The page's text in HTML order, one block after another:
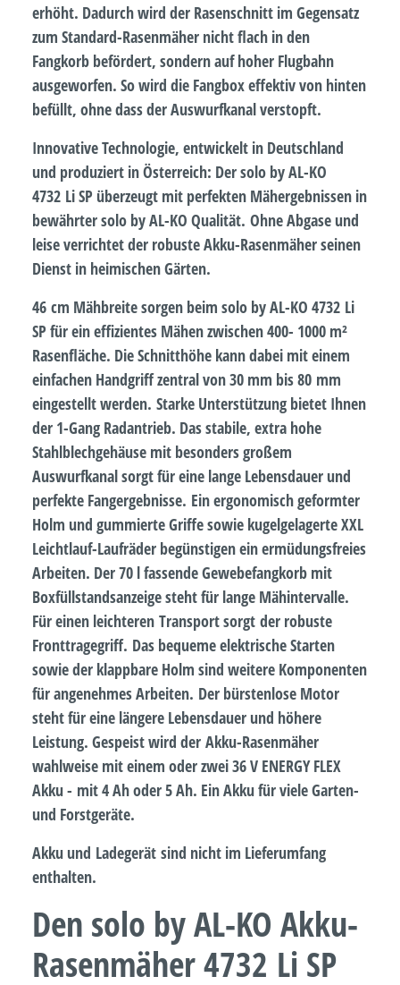
erhöht. Dadurch wird der Rasenschnitt im Gegensatz
zum Standard-Rasenmäher nicht flach in den
Fangkorb befördert, sondern auf hoher Flugbahn
ausgeworfen. So wird die Fangbox effektiv von hinten
befüllt, ohne dass der Auswurfkanal verstopft.
Innovative Technologie, entwickelt in Deutschland
und produziert in Österreich: Der solo by AL-KO
4732 Li SP überzeugt mit perfekten Mähergebnissen in
bewährter solo by AL-KO Qualität. Ohne Abgase und
leise verrichtet der robuste Akku-Rasenmäher seinen
Dienst in heimischen Gärten.
46 cm Mähbreite sorgen beim solo by AL-KO 4732 Li
SP für ein effizientes Mähen zwischen 400- 1000 m²
Rasenfläche. Die Schnitthöhe kann dabei mit einem
einfachen Handgriff zentral von 30 mm bis 80 mm
eingestellt werden. Starke Unterstützung bietet Ihnen
der 1-Gang Radantrieb. Das stabile, extra hohe
Stahlblechgehäuse mit besonders großem
Auswurfkanal sorgt für eine lange Lebensdauer und
perfekte Fangergebnisse. Ein ergonomisch geformter
Holm und gummierte Griffe sowie kugelgelagerte XXL
Leichtlauf-Laufräder begünstigen ein ermüdungsfreies
Arbeiten. Der 70 l fassende Gewebefangkorb mit
Boxfüllstandsanzeige steht für lange Mähintervalle.
Für einen leichteren Transport sorgt der robuste
Fronttragegriff. Das bequeme elektrische Starten
sowie der klappbare Holm sind weitere Komponenten
für angenehmes Arbeiten. Der bürstenlose Motor
steht für eine längere Lebensdauer und höhere
Leistung. Gespeist wird der Akku-Rasenmäher
wahlweise mit einem oder zwei 36 V ENERGY FLEX
Akku - mit 4 Ah oder 5 Ah. Ein Akku für viele Garten-
und Forstgeräte.
Akku und Ladegerät sind nicht im Lieferumfang
enthalten.
Den solo by AL-KO Akku-
Rasenmäher 4732 Li SP